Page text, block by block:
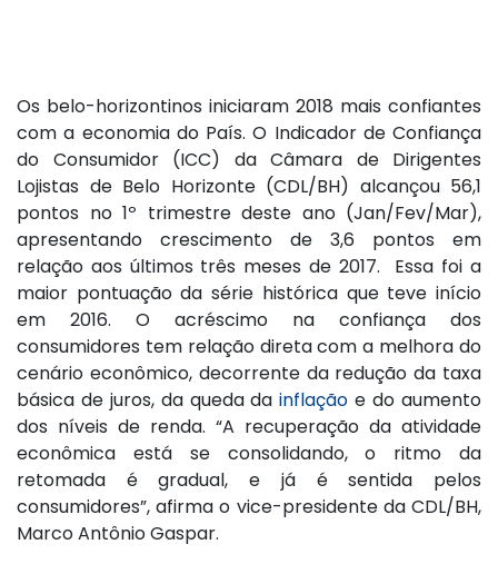
Os belo-horizontinos iniciaram 2018 mais confiantes
com a economia do País. O Indicador de Confiança
do Consumidor (ICC) da Câmara de Dirigentes
Lojistas de Belo Horizonte (CDL/BH) alcançou 56,1
pontos no 1º trimestre deste ano (Jan/Fev/Mar),
apresentando crescimento de 3,6 pontos em
relação aos últimos três meses de 2017. Essa foi a
maior pontuação da série histórica que teve início
em 2016. O acréscimo na confiança dos
consumidores tem relação direta com a melhora do
cenário econômico, decorrente da redução da taxa
básica de juros, da queda dainflação e do aumento
dos níveis de renda. “A recuperação da atividade
econômica está se consolidando, o ritmo da
retomada é gradual, e já é sentida pelos
consumidores”, afirma o vice-presidente da CDL/BH,
Marco Antônio Gaspar.